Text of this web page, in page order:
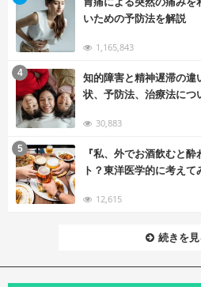
いための予防法を解説
1,165,843
知的障害と精神遅滞の
状、予防法、治療法につ
30,883
4
『私、外でお酒飲むと
ト？東洋医学的に考えて
12,615
5
続きを